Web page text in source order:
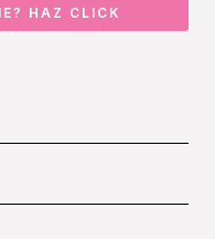
HAZ CLICK